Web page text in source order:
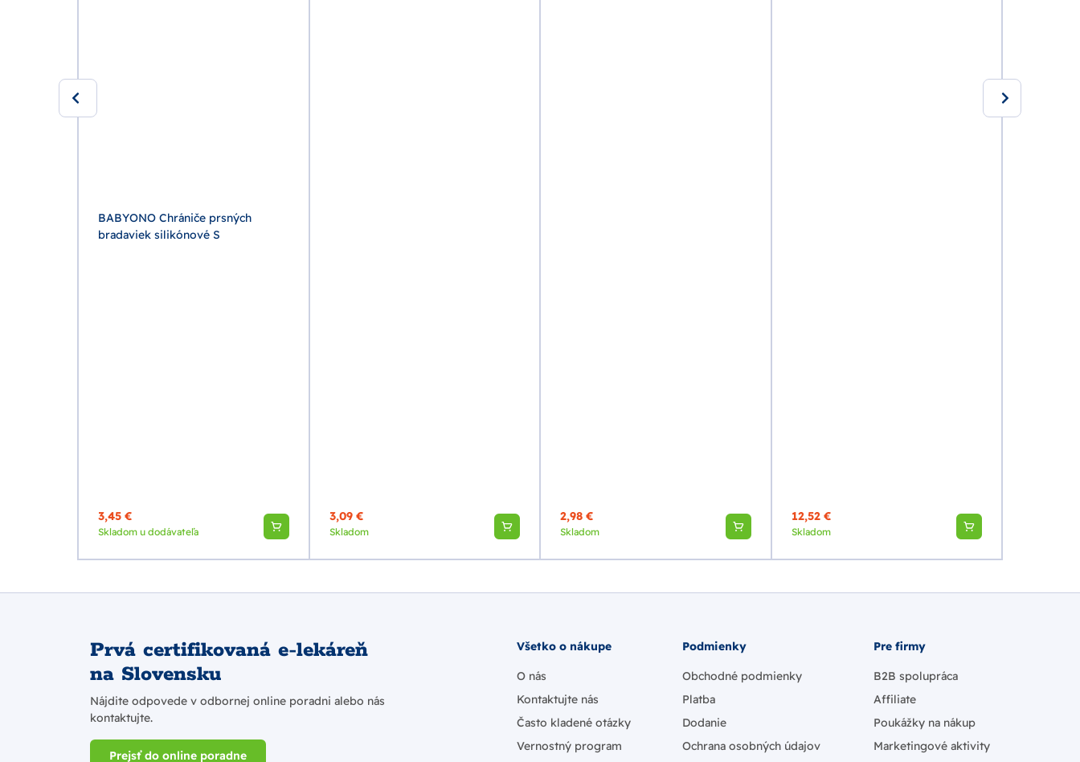
BABYONO Chrániče prsných
bradaviek silikónové S
3,45 €
Skladom u dodávateľa
3,09 €
Skladom
2,98 €
Skladom
12,52 €
Skladom
Prvá certifikovaná e-lekáreň
na Slovensku
Nájdite odpovede v odbornej online poradni alebo nás
kontaktujte.
Prejsť do online poradne
Všetko o nákupe
O nás
Kontaktujte nás
Často kladené otázky
Vernostný program
Podmienky
Obchodné podmienky
Platba
Dodanie
Ochrana osobných údajov
Pre firmy
B2B spolupráca
Affiliate
Poukážky na nákup
Marketingové aktivity